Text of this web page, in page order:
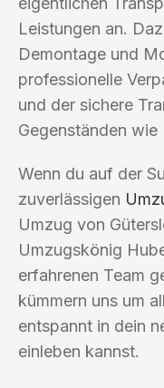
Leistungen an.
Demontage und
professionelle
und der sichere
Gegenständen wie
Wenn du auf der
zuverlässigen
Umzug von
Umzugskönig
erfahrenen Team
kümmern uns um
entspannt in dein
einleben kannst.